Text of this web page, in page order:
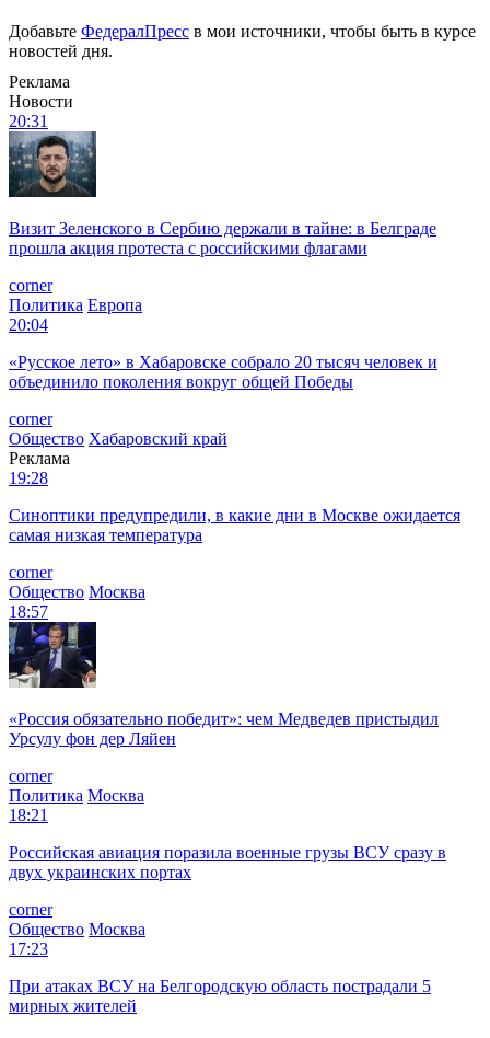
Добавьте ФедералПресс в мои источники, чтобы быть в курсе
новостей дня.
Реклама
Новости
20:31
Визит Зеленского в Сербию держали в тайне: в Белграде
прошла акция протеста с российскими флагами
corner
Политика Европа
20:04
«Русское лето» в Хабаровске собрало 20 тысяч человек и
объединило поколения вокруг общей Победы
corner
Общество Хабаровский край
Реклама
19:28
Синоптики предупредили, в какие дни в Москве ожидается
самая низкая температура
corner
Общество Москва
18:57
«Россия обязательно победит»: чем Медведев пристыдил
Урсулу фон дер Ляйен
corner
Политика Москва
18:21
Российская авиация поразила военные грузы ВСУ сразу в
двух украинских портах
corner
Общество Москва
17:23
При атаках ВСУ на Белгородскую область пострадали 5
мирных жителей